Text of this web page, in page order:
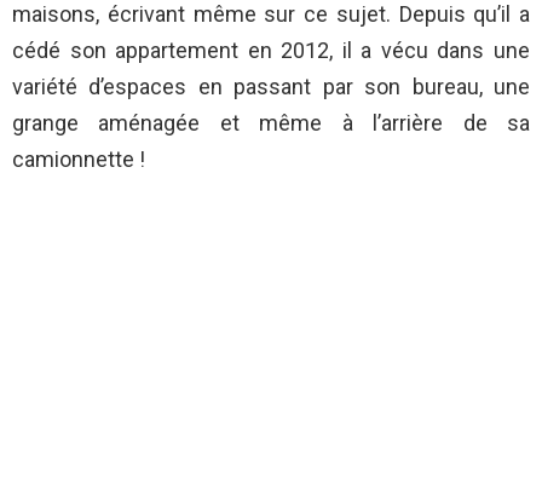
maisons, écrivant même sur ce sujet. Depuis qu’il a
cédé son appartement en 2012, il a vécu dans une
variété d’espaces en passant par son bureau, une
grange aménagée et même à l’arrière de sa
camionnette !